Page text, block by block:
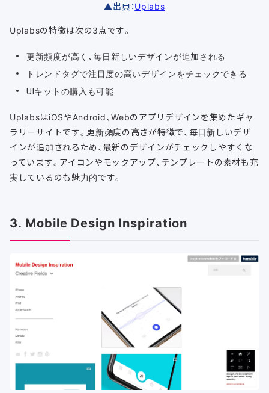
▲出典：Uplabs
Uplabsの特徴は次の3点です。
更新頻度が高く、毎日新しいデザインが追加される
トレンドタグで注目度の高いデザインをチェックできる
UIキットの購入も可能
UplabsはiOSやAndroid、Webのアプリデザインを集めたギャ
ラリーサイトです。更新頻度の高さが特徴で、毎日新しいデザ
インが追加されるため、最新のデザインがチェックしやすくな
っています。アイコンやモックアップ、テンプレートの素材も充
実しているのも魅力的です。
3. Mobile Design Inspiration